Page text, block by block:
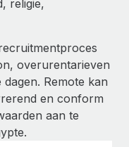
tussen
zzp- en payroll-
Tech, een start-
religie,
overurentarieven
Remote kan
en conform
aan te